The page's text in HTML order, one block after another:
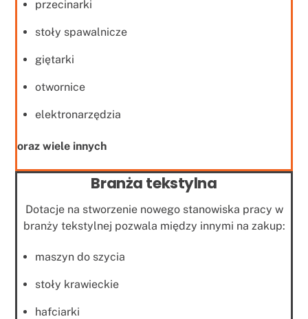
przecinarki
stoły spawalnicze
giętarki
otwornice
elektronarzędzia
oraz wiele innych
Branża tekstylna
Dotacje na stworzenie nowego stanowiska pracy w
branży tekstylnej pozwala między innymi na zakup:
maszyn do szycia
stoły krawieckie
hafciarki